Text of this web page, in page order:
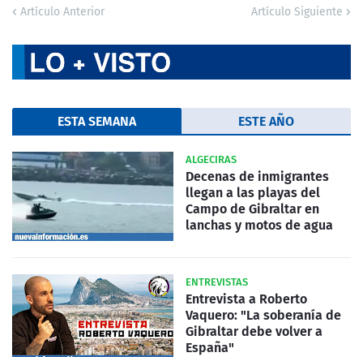
Artículo Anterior Artículo Siguiente
ESTA SEMANA ESTE AÑO
ALGECIRAS
Decenas de inmigrantes
llegan a las playas del
Campo de Gibraltar en
lanchas y motos de agua
ENTREVISTAS
Entrevista a Roberto
Vaquero: "La soberanía de
Gibraltar debe volver a
España"